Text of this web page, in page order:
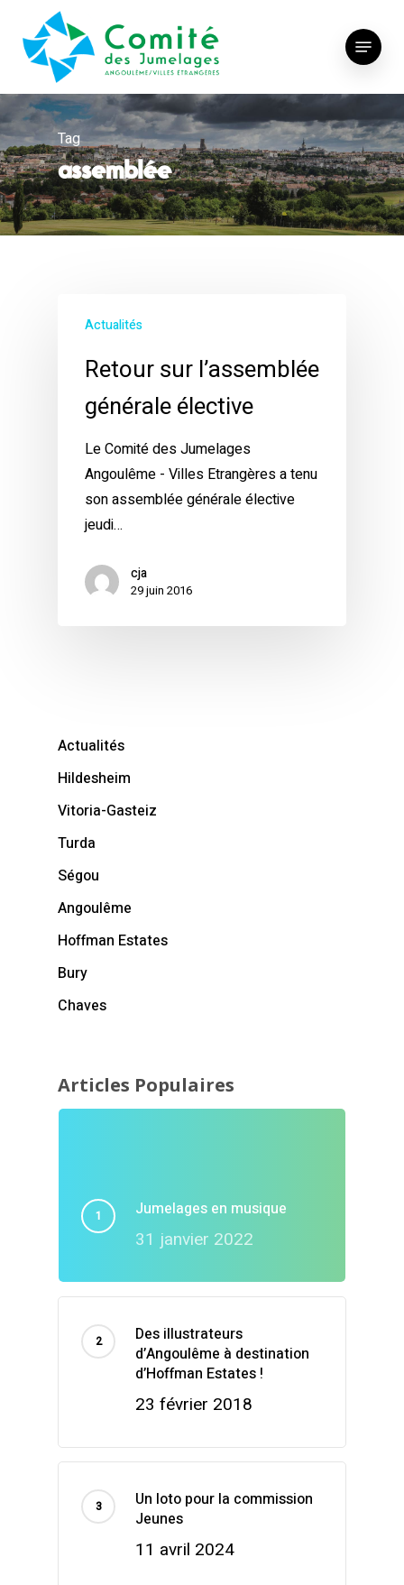
main
Menu
Tag
assemblée
Actualités
Retour sur l’assemblée
générale élective
Le Comité des Jumelages
Angoulême - Villes Etrangères a tenu
son assemblée générale élective
jeudi…
cja
29 juin 2016
Actualités
Hildesheim
Vitoria-Gasteiz
Turda
Ségou
Angoulême
Hoffman Estates
Bury
Chaves
Articles Populaires
Jumelages en musique
31 janvier 2022
Des illustrateurs
d’Angoulême à destination
d’Hoffman Estates !
23 février 2018
Un loto pour la commission
Jeunes
11 avril 2024